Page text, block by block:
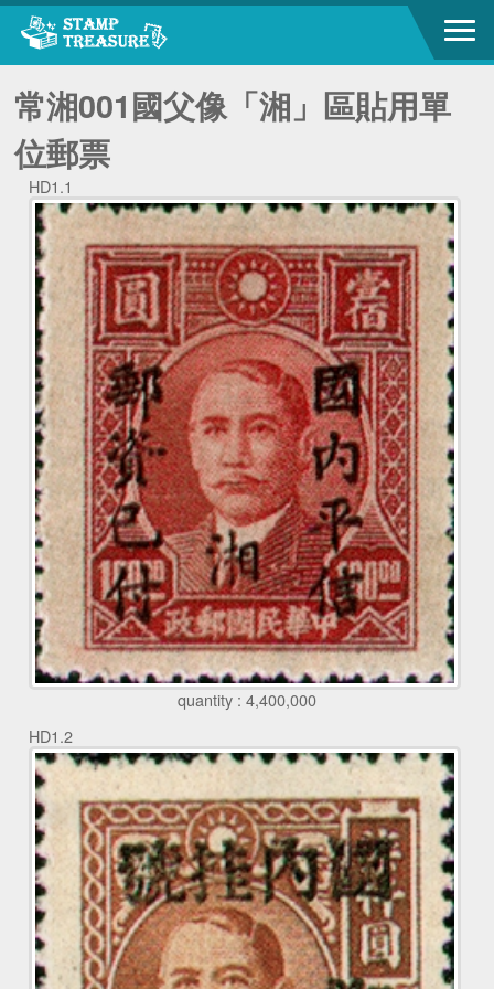
常湘001國父像「湘」區貼用單
位郵票
HD1.1
quantity : 4,400,000
HD1.2